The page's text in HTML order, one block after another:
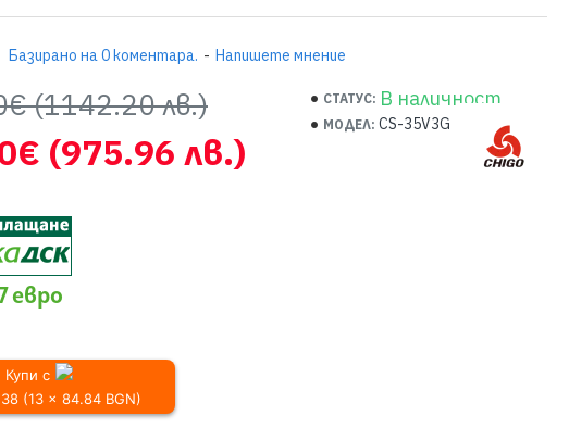
Базирано на 0 коментара. - Напишете мнение
(975.96 лв.)
(1142.20 лв.) СТАТУС: В наличност
МОДЕЛ: CS-35V3G
евро
Купи с
(13 x 84.84 BGN)